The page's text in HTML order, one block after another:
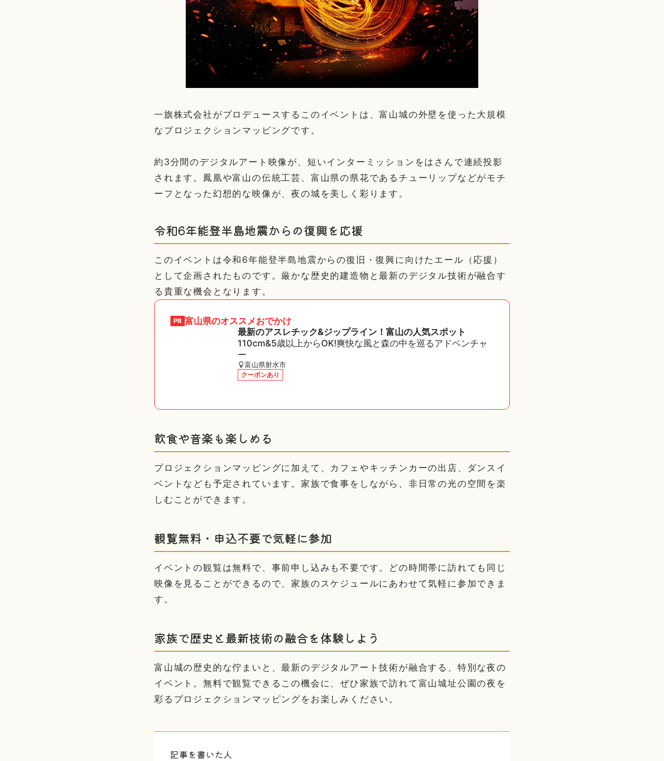
一旗株式会社がプロデュースするこのイベントは、富山城の外壁を使った大規模
なプロジェクションマッピングです。
約3分間のデジタルアート映像が、短いインターミッションをはさんで連続投影
されます。鳳凰や富山の伝統工芸、富山県の県花であるチューリップなどがモチ
ーフとなった幻想的な映像が、夜の城を美しく彩ります。
令和6年能登半島地震からの復興を応援
このイベントは令和6年能登半島地震からの復旧・復興に向けたエール（応援）
として企画されたものです。厳かな歴史的建造物と最新のデジタル技術が融合す
る貴重な機会となります。
PR 富山県のオススメおでかけ
最新のアスレチック&ジップライン！富山の人気スポット
110cm&5歳以上からOK!爽快な風と森の中を巡るアドベンチャ
ー
富山県射水市
クーポンあり
飲食や音楽も楽しめる
プロジェクションマッピングに加えて、カフェやキッチンカーの出店、ダンスイ
ベントなども予定されています。家族で食事をしながら、非日常の光の空間を楽
しむことができます。
観覧無料・申込不要で気軽に参加
イベントの観覧は無料で、事前申し込みも不要です。どの時間帯に訪れても同じ
映像を見ることができるので、家族のスケジュールにあわせて気軽に参加できま
す。
家族で歴史と最新技術の融合を体験しよう
富山城の歴史的な佇まいと、最新のデジタルアート技術が融合する、特別な夜の
イベント。無料で観覧できるこの機会に、ぜひ家族で訪れて富山城址公園の夜を
彩るプロジェクションマッピングをお楽しみください。
記事を書いた人